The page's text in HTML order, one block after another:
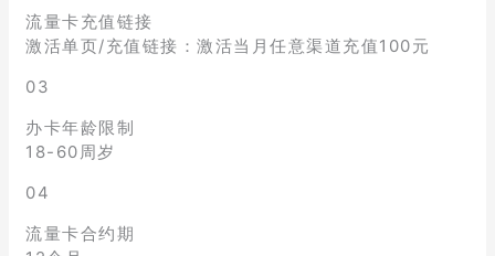
流量卡充值链接
激活单页/充值链接：激活当月任意渠道充值100元
03
办卡年龄限制
18-60周岁
04
流量卡合约期